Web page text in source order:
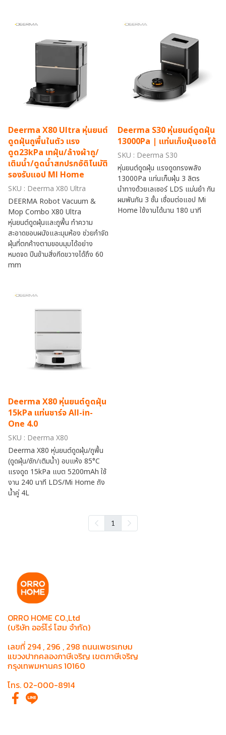
Deerma X80 Ultra หุ่นยนต์
ดูดฝุ่นถูพื้นในตัว แรง
ดูด23kPa เทฝุ่น/ล้างผ้าถู/
เติมน้ำ/ดูดน้ำสกปรกอัติโนมัติ
รองรับแอป Ml Home
SKU : Deerma X80 Ultra
DEERMA Robot Vacuum &
Mop Combo X80 Ultra
หุ่นยนต์ดูดฝุ่นและถูพื้น ทำความ
สะอาดขอบผนังและมุมห้อง ช่วยกำจัด
ฝุ่นที่ตกค้างตามขอบมุมได้อย่าง
หมดจด ปีนข้ามสิ่งกีดขวางได้ถึง 60
mm
Deerma S30 หุ่นยนต์ดูดฝุ่น
13000Pa | แท่นเก็บฝุ่นออโต้
SKU : Deerma S30
หุ่นยนต์ดูดฝุ่น แรงดูดทรงพลัง
13000Pa แท่นเก็บฝุ่น 3 ลิตร
นำทางด้วยเลเซอร์ LDS แม่นยำ กัน
ผมพันกัน 3 ชั้น เชื่อมต่อแอป Mi
Home ใช้งานได้นาน 180 นาที
Deerma X80 หุ่นยนต์ดูดฝุ่น
15kPa แท่นชาร์จ All-in-
One 4.0
SKU : Deerma X80
Deerma X80 หุ่นยนต์ดูดฝุ่น/ถูพื้น
(ดูดฝุ่น/ซัก/เติมน้ำ) อบแห้ง 85°C
แรงดูด 15kPa แบต 5200mAh ใช้
งาน 240 นาที LDS/Mi Home ถัง
น้ำคู่ 4L
1
ORRO HOME CO.,Ltd
(บริษัท ออร์โร่ โฮม จำกัด)
เลขที่ 294 , 296 , 298 ถนนเพชรเกษม
แขวงปากคลองภาษีเจริญ เขตภาษีเจริญ
กรุงเทพมหานคร 10160
โทร. 02-000-8914